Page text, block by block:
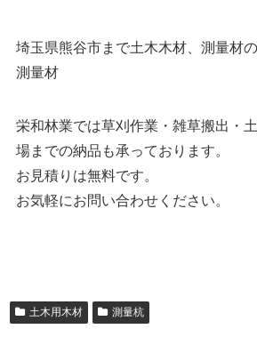
埼玉県熊谷市まで土木木材、測量材
測量材
栄和林業では草刈作業・雑草搬出・
場までの納品も承っております。
お見積りは無料です。
お気軽にお問い合わせください。
土木用木材 測量杭